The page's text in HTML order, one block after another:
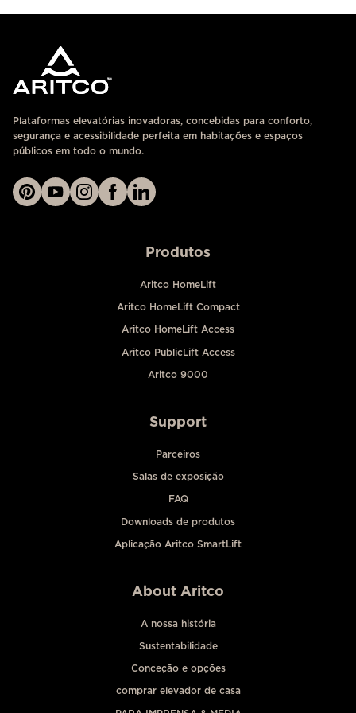
Plataformas elevatórias inovadoras, concebidas para conforto,
segurança e acessibilidade perfeita em habitações e espaços
públicos em todo o mundo.
Produtos
Aritco HomeLift
Aritco HomeLift Compact
Aritco HomeLift Access
Aritco PublicLift Access
Aritco 9000
Support
Parceiros
Salas de exposição
FAQ
Downloads de produtos
Aplicação Aritco SmartLift
About Aritco
A nossa história
Sustentabilidade
Conceção e opções
comprar elevador de casa